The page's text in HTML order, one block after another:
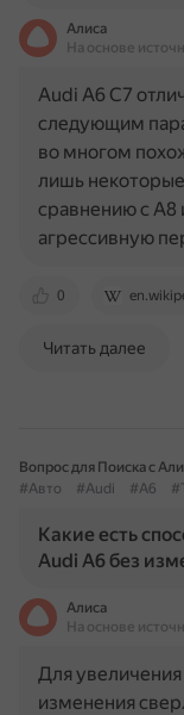
Алиса
На основе
0
Audi A6 C7
следующим
во многом
лишь
сравнению с
агрессивную
Читать далее
Вопрос для Поиска с
#Авто
#Audi #A6
Какие есть
Audi A6 без
Алиса
На основе
Для увеличения
изменения